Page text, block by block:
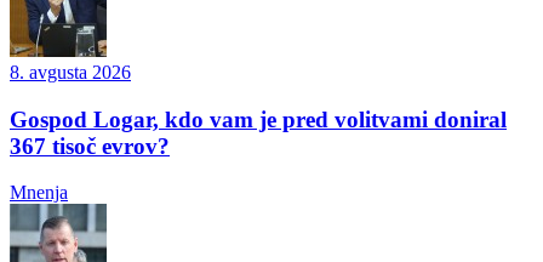
8. avgusta 2026
Gospod Logar, kdo vam je pred volitvami doniral
367 tisoč evrov?
Mnenja